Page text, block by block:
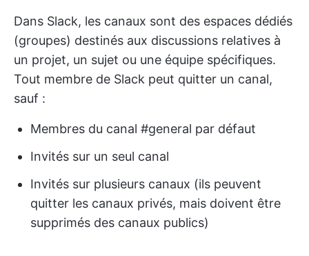
Dans Slack, les canaux sont des espaces dédiés
(groupes) destinés aux discussions relatives à
un projet, un sujet ou une équipe spécifiques.
Tout membre de Slack peut quitter un canal,
sauf :
Membres du canal #general par défaut
Invités sur un seul canal
Invités sur plusieurs canaux (ils peuvent
quitter les canaux privés, mais doivent être
supprimés des canaux publics)